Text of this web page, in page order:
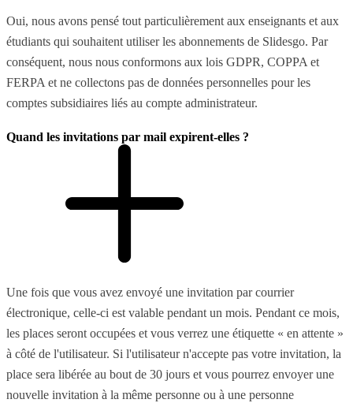
Oui, nous avons pensé tout particulièrement aux enseignants et aux
étudiants qui souhaitent utiliser les abonnements de Slidesgo. Par
conséquent, nous nous conformons aux lois GDPR, COPPA et
FERPA et ne collectons pas de données personnelles pour les
comptes subsidiaires liés au compte administrateur.
Quand les invitations par mail expirent-elles ?
Une fois que vous avez envoyé une invitation par courrier
électronique, celle-ci est valable pendant un mois. Pendant ce mois,
les places seront occupées et vous verrez une étiquette « en attente »
à côté de l'utilisateur. Si l'utilisateur n'accepte pas votre invitation, la
place sera libérée au bout de 30 jours et vous pourrez envoyer une
nouvelle invitation à la même personne ou à une personne